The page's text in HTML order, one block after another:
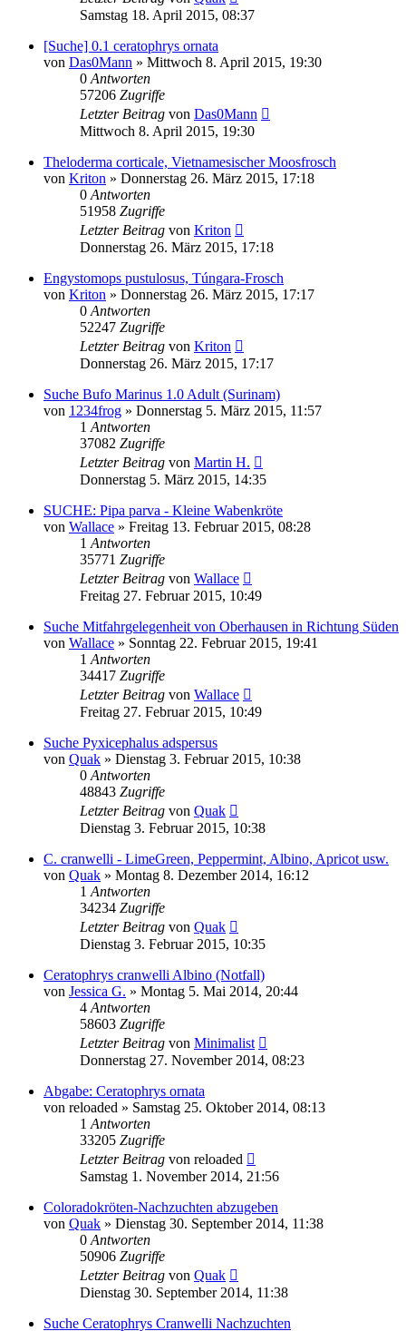
Samstag 18. April 2015, 08:37
[Suche] 0.1 ceratophrys ornata
von Das0Mann » Mittwoch 8. April 2015, 19:30
0 Antworten
57206 Zugriffe
Letzter Beitrag von Das0Mann
Mittwoch 8. April 2015, 19:30
Theloderma corticale, Vietnamesischer Moosfrosch
von Kriton » Donnerstag 26. März 2015, 17:18
0 Antworten
51958 Zugriffe
Letzter Beitrag von Kriton
Donnerstag 26. März 2015, 17:18
Engystomops pustulosus, Túngara-Frosch
von Kriton » Donnerstag 26. März 2015, 17:17
0 Antworten
52247 Zugriffe
Letzter Beitrag von Kriton
Donnerstag 26. März 2015, 17:17
Suche Bufo Marinus 1.0 Adult (Surinam)
von 1234frog » Donnerstag 5. März 2015, 11:57
1 Antworten
37082 Zugriffe
Letzter Beitrag von Martin H.
Donnerstag 5. März 2015, 14:35
SUCHE: Pipa parva - Kleine Wabenkröte
von Wallace » Freitag 13. Februar 2015, 08:28
1 Antworten
35771 Zugriffe
Letzter Beitrag von Wallace
Freitag 27. Februar 2015, 10:49
Suche Mitfahrgelegenheit von Oberhausen in Richtung Süden
von Wallace » Sonntag 22. Februar 2015, 19:41
1 Antworten
34417 Zugriffe
Letzter Beitrag von Wallace
Freitag 27. Februar 2015, 10:49
Suche Pyxicephalus adspersus
von Quak » Dienstag 3. Februar 2015, 10:38
0 Antworten
48843 Zugriffe
Letzter Beitrag von Quak
Dienstag 3. Februar 2015, 10:38
C. cranwelli - LimeGreen, Peppermint, Albino, Apricot usw.
von Quak » Montag 8. Dezember 2014, 16:12
1 Antworten
34234 Zugriffe
Letzter Beitrag von Quak
Dienstag 3. Februar 2015, 10:35
Ceratophrys cranwelli Albino (Notfall)
von Jessica G. » Montag 5. Mai 2014, 20:44
4 Antworten
58603 Zugriffe
Letzter Beitrag von Minimalist
Donnerstag 27. November 2014, 08:23
Abgabe: Ceratophrys ornata
von reloaded » Samstag 25. Oktober 2014, 08:13
1 Antworten
33205 Zugriffe
Letzter Beitrag von reloaded
Samstag 1. November 2014, 21:56
Coloradokröten-Nachzuchten abzugeben
von Quak » Dienstag 30. September 2014, 11:38
0 Antworten
50906 Zugriffe
Letzter Beitrag von Quak
Dienstag 30. September 2014, 11:38
Suche Ceratophrys Cranwelli Nachzuchten